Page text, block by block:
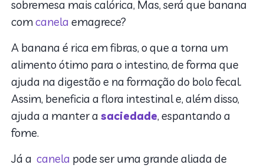
sobremesa mais calórica, Mas, será que banana
comcanela emagrece?
A banana é rica em fibras, o que a torna um
alimento ótimo para o intestino, de forma que
ajuda na digestão e na formação do bolo fecal.
Assim, beneficia a flora intestinal e, além disso,
ajuda a manter asaciedade, espantando a
fome.
Já acanela pode ser uma grande aliada de